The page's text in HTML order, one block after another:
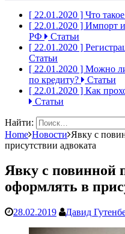
[ 22.01.2020 ] Что
[ 22.01.2020 ] Импорт и
РФ
Статьи
[ 22.01.2020 ]
Статьи
[ 22.01.2020 ] Можно ли
по кредиту?
Статьи
[ 22.01.2020 ] Как
Статьи
Найти:
Home Новости Явку с
присутствии адвоката
Явку с повинной
оформлять в
28.02.2019 Давид